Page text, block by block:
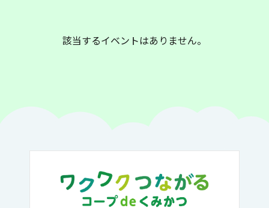
該当するイベントはありません。